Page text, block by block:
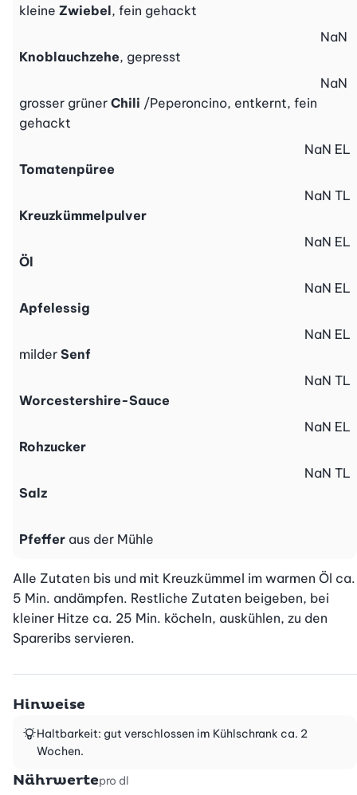
kleine Zwiebel, fein gehackt
Knoblauchzehe, gepresst
NaN
grosser grüner Chili /Peperoncino, entkernt, fein
gehackt
NaN
Tomatenpüree
NaN EL
Kreuzkümmelpulver
NaN TL
Öl
NaN EL
Apfelessig
NaN EL
milder Senf
NaN EL
Worcestershire-Sauce
NaN TL
Rohzucker
NaN EL
Salz
NaN TL
Pfeffer aus der Mühle
Alle Zutaten bis und mit Kreuzkümmel im warmen Öl ca.
5 Min. andämpfen. Restliche Zutaten beigeben, bei
kleiner Hitze ca. 25 Min. köcheln, auskühlen, zu den
Spareribs servieren.
Hinweise
Haltbarkeit: gut verschlossen im Kühlschrank ca. 2
Wochen.
Nährwertepro dl